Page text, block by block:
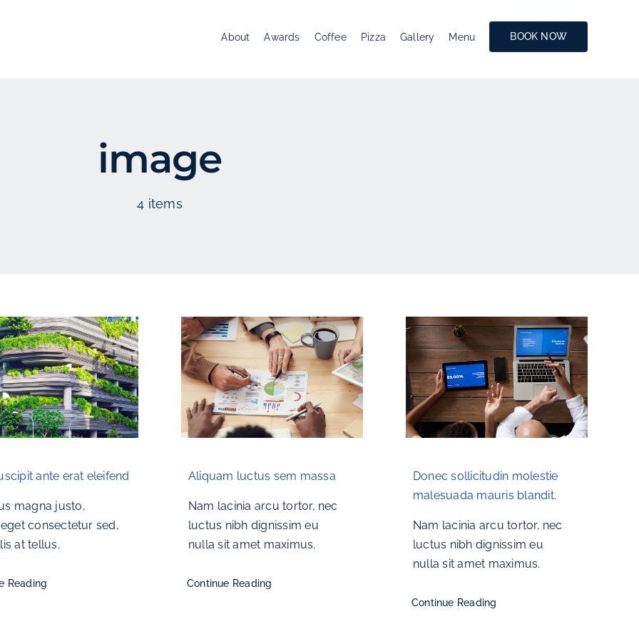
About Awards Coffee Pizza Gallery Menu BOOK NOW
image
4 items
ante erat eleifend
magna justo,
consectetur sed,
at tellus.
Reading
Aliquam luctus sem massa
Nam lacinia arcu tortor, nec
luctus nibh dignissim eu
nulla sit amet maximus.
Continue Reading
Donec sollicitudin molestie
malesuada mauris blandit.
Nam lacinia arcu tortor, nec
luctus nibh dignissim eu
nulla sit amet maximus.
Continue Reading